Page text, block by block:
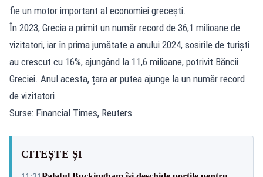
fie un motor important al economiei grecești.
În 2023, Grecia a primit un număr record de 36,1 milioane de
vizitatori, iar în prima jumătate a anului 2024, sosirile de turiști
au crescut cu 16%, ajungând la 11,6 milioane, potrivit Băncii
Greciei. Anul acesta, țara ar putea ajunge la un număr record
de vizitatori.
Surse: Financial Times, Reuters
CITEȘTE ȘI